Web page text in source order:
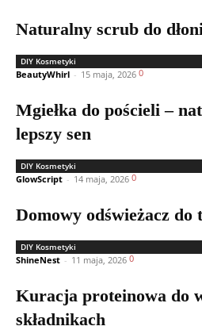
Naturalny scrub do
DIY Kosmetyki
BeautyWhirl - 15 maja, 2026 0
Mgiełka do pościeli –
lepszy sen
DIY Kosmetyki
GlowScript - 14 maja, 2026 0
Domowy odświeżacz
DIY Kosmetyki
ShineNest - 11 maja, 2026 0
Kuracja proteinowa do
składnikach